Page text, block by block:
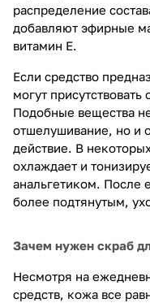
распределение
добавляют эфирные
витамин Е.
Если средство
могут
Подобные вещества
отшелушивание, но и
действие. В
охлаждает и
анальгетиком. После
более подтянутым,
Зачем нужен скраб
Несмотря на
средств, кожа все